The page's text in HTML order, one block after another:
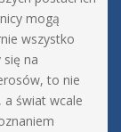
mogą
wszystko
na
to nie
a świat wcale